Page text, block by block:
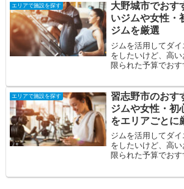
エリアで施設を探す
大野城市でおす
いジムや女性・
ジムを厳選
ジムを活用してダ
をしたいけど、高い
限られた予算でおす
方の悩み...
エリアで施設を探す
習志野市のおす
ジムや女性・初
をエリアごとに
ジムを活用してダ
をしたいけど、高い
限られた予算でお
方の悩み...